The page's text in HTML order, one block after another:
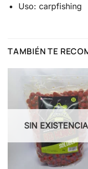
Uso: carpfishing
TAMBIÉN TE
SIN